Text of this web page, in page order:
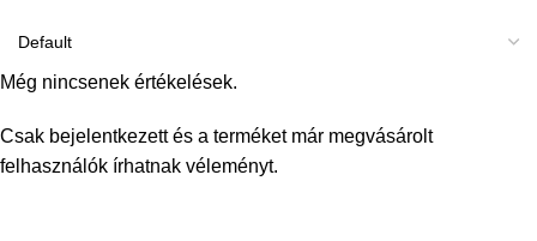
Még nincsenek értékelések.
Csak bejelentkezett és a terméket már megvásárolt
felhasználók írhatnak véleményt.